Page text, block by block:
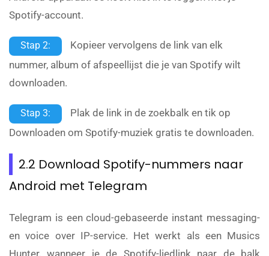
Spotify-account.
Stap 2:
Kopieer vervolgens de link van elk
nummer, album of afspeellijst die je van Spotify wilt
downloaden.
Stap 3:
Plak de link in de zoekbalk en tik op
Downloaden om Spotify-muziek gratis te downloaden.
2.2 Download Spotify-nummers naar
Android met Telegram
Telegram is een cloud-gebaseerde instant messaging-
en voice over IP-service. Het werkt als een Musics